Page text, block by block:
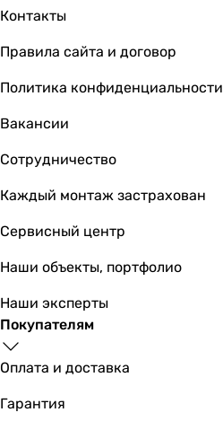
Контакты
Правила сайта и договор
Политика конфиденциальности
Вакансии
Сотрудничество
Каждый монтаж застрахован
Сервисный центр
Наши объекты, портфолио
Наши эксперты
Покупателям
Оплата и доставка
Гарантия